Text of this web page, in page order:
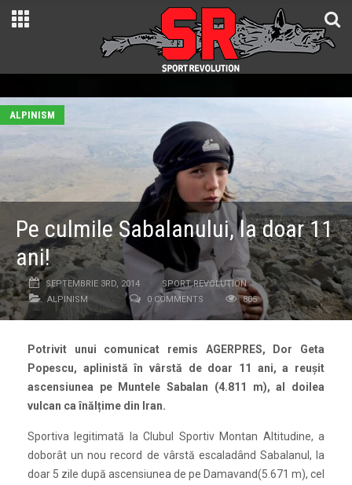
ALPINISM
Pe culmile Sabalanului, la doar 11
ani!
SEPTEMBRIE 3RD, 2014
SPORT REVOLUTION
ALPINISM
0 COMMENTS 805
Potrivit unui comunicat remis AGERPRES, Dor Geta
Popescu, aplinistă în vârstă de doar 11 ani, a reușit
ascensiunea pe Muntele Sabalan (4.811 m), al doilea
vulcan ca înălțime din Iran.
Sportiva legitimată la Clubul Sportiv Montan Altitudine, a
doborât un nou record de vârstă escaladând Sabalanul, la
doar 5 zile după ascensiunea de pe Damavand(5.671 m), cel